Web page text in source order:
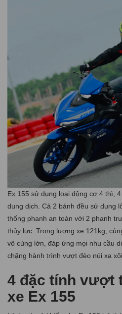
Ex 155 sử dụng loại động cơ 4 thì,
dung dịch. Cả 2 bánh đều sử dụng
thống phanh an toàn với 2 phanh
thủy lực. Trọng lượng xe 121kg,
vô cùng lớn, đáp ứng mọi nhu cầu
chặng hành trình vượt đèo núi xa xôi.
4 đặc tính vượt
xe Ex 155